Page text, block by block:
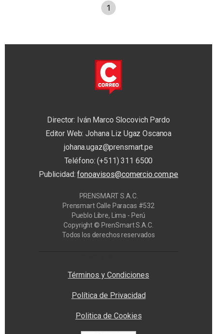
1
Director: Iván Marco Slocovich Pardo
Editor Web: Johana Liz Ugaz Oscanoa
johana.ugaz@prensmart.pe
Teléfono: (+511) 311 6500
Publicidad:fonoavisos@comercio.com.pe
PRENSMART S.A.C.
Prensmart Calle Paracas #532
Pueblo Libre, Lima - Perú
Copyright © PrenSmart S.A.C.
Todos los derechos reservados
Términos y Condiciones
Política de Privacidad
Politica de Cookies